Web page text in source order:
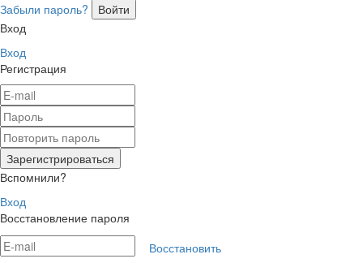
Забыли пароль?
Вход
Вход
Регистрация
Вспомнили?
Вход
Восстановление пароля
Восстановить